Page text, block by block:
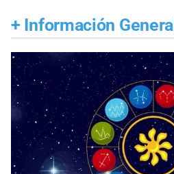
+ Información General